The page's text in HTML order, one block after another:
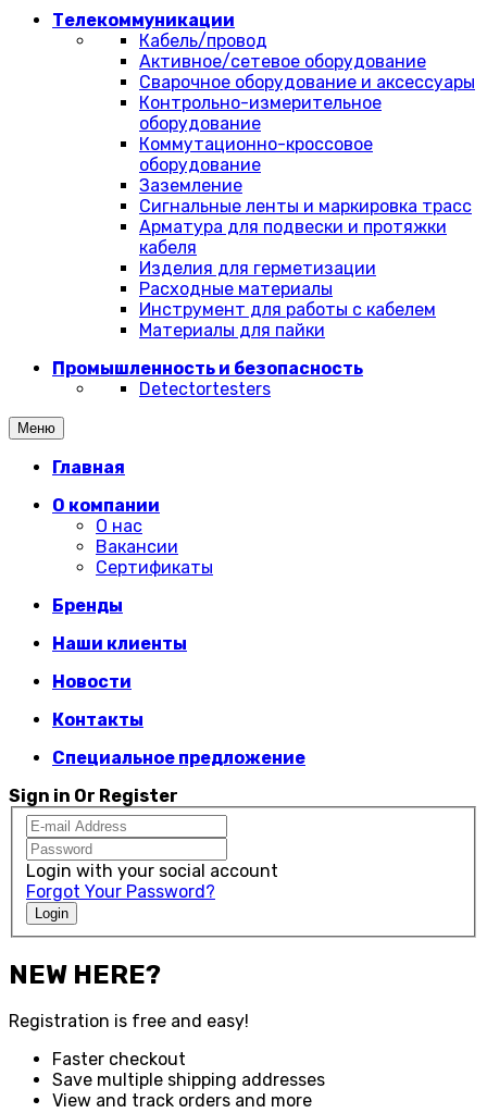
Телекоммуникации
Кабель/провод
Активное/сетевое оборудование
Сварочное оборудование и аксессуары
Контрольно-измерительное
оборудование
Коммутационно-кроссовое
оборудование
Заземление
Сигнальные ленты и маркировка трасс
Арматура для подвески и протяжки
кабеля
Изделия для герметизации
Расходные материалы
Инструмент для работы с кабелем
Материалы для пайки
Промышленность и безопасность
Detectortesters
Меню
Главная
О компании
О нас
Вакансии
Сертификаты
Бренды
Наши клиенты
Новости
Контакты
Специальное предложение
Sign in Or Register
Login with your social account
Forgot Your Password?
Login
NEW HERE?
Registration is free and easy!
Faster checkout
Save multiple shipping addresses
View and track orders and more